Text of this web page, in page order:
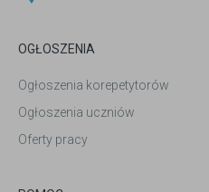
OGŁOSZENIA
Ogłoszenia korepetytorów
Ogłoszenia uczniów
Oferty pracy